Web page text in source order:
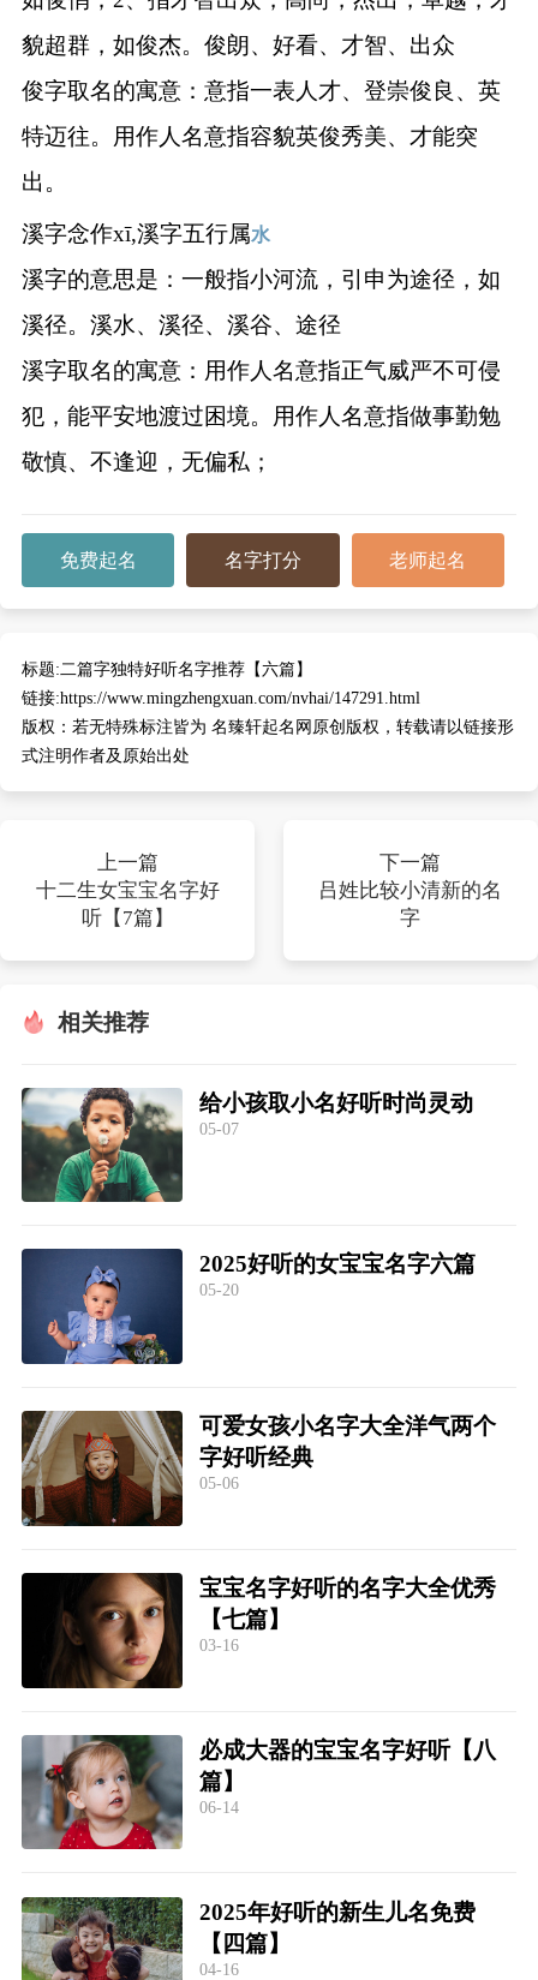
貌超群，如俊杰。俊朗、好看、才智、出众
俊字取名的寓意：意指一表人才、登崇俊良、英
特迈往。用作人名意指容貌英俊秀美、才能突
出。
溪字念作xī,溪字五行属水
溪字的意思是：一般指小河流，引申为途径，如
溪径。溪水、溪径、溪谷、途径
溪字取名的寓意：用作人名意指正气威严不可侵
犯，能平安地渡过困境。用作人名意指做事勤勉
敬慎、不逢迎，无偏私；
免费起名 名字打分 老师起名
标题:二篇字独特好听名字推荐【六篇】
链接:https://www.mingzhengxuan.com/nvhai/147291.html
版权： 若无特殊标注皆为 名臻轩起名网原创版权，转载请以链接形
式注明作者及原始出处
上一篇
十二生女宝宝名字好
听【7篇】
下一篇
吕姓比较小清新的名
字
相关推荐
给小孩取小名好听时尚灵动
05-07
2025好听的女宝宝名字六篇
05-20
可爱女孩小名字大全洋气两个
字好听经典
05-06
宝宝名字好听的名字大全优秀
【七篇】
03-16
必成大器的宝宝名字好听【八
篇】
06-14
2025年好听的新生儿名免费
【四篇】
04-16